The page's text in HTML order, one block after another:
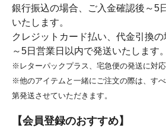
銀行振込の場合、ご入金確認後～5
いたします。
クレジットカード払い、代金引換
～5日営業日以内で発送いたします。
※レターパックプラス、宅急便の発送に対応
※他のアイテムと一緒にご注文の際は、す
第発送させていただきます。
【会員登録のおすすめ】